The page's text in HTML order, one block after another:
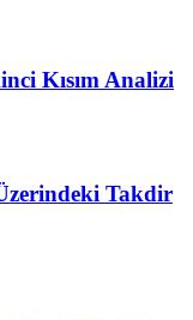
Kısım Analizi
Takdir